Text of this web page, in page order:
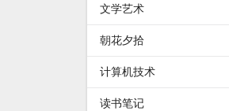
文学艺术
朝花夕拾
计算机技术
读书笔记